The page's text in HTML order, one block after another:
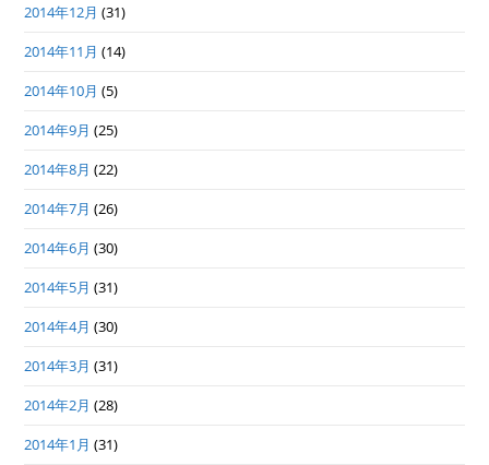
2014年12月 (31)
2014年11月 (14)
2014年10月 (5)
2014年9月 (25)
2014年8月 (22)
2014年7月 (26)
2014年6月 (30)
2014年5月 (31)
2014年4月 (30)
2014年3月 (31)
2014年2月 (28)
2014年1月 (31)